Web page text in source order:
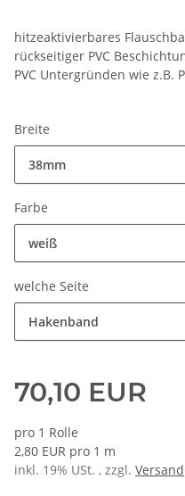
hitzeaktivierbares
rückseitiger PVC
PVC Untergründen wie z.B.
Breite
38mm
Farbe
weiß
welche Seite
Hakenband
70,10 EUR
pro 1 Rolle
2,80 EUR pro 1 m
inkl. 19% USt. , zzgl. Versand